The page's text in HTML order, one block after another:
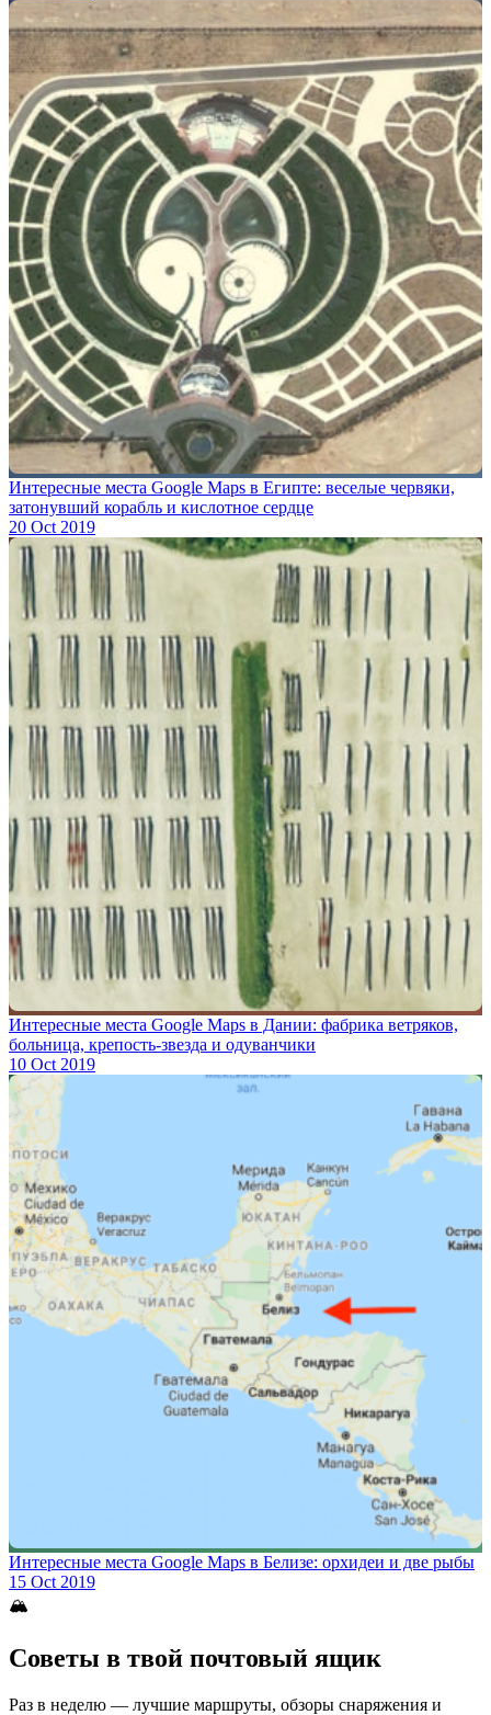
Интересные места Google Maps в Египте: веселые червяки,
затонувший корабль и кислотное сердце
20 Oct 2019
Интересные места Google Maps в Дании: фабрика ветряков,
больница, крепость-звезда и одуванчики
10 Oct 2019
Интересные места Google Maps в Белизе: орхидеи и две рыбы
15 Oct 2019
🏔
Советы в твой почтовый ящик
Раз в неделю — лучшие маршруты, обзоры снаряжения и